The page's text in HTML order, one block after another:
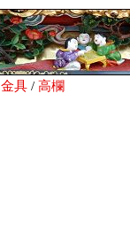
金具 / 高欄